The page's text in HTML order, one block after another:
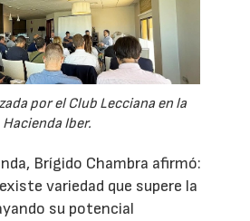
por el Club Lecciana en la
Hacienda Iber.
Brígido Chambra afirmó:
variedad que supere la
su potencial